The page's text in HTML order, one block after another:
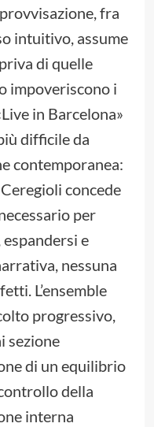
fra
intuitivo, assume
di quelle
impoveriscono i
in Barcelona»
difficile da
contemporanea:
concede
per
e
nessuna
L’ensemble
progressivo,
sezione
di un equilibrio
della
interna